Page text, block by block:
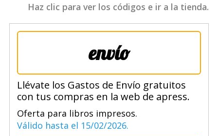
Haz clic para ver los códigos e ir a la tienda.
envío
Llévate los Gastos de Envío gratuitos
con tus compras en la web de apress.
Oferta para libros impresos.
Válido hasta el 15/02/2026.